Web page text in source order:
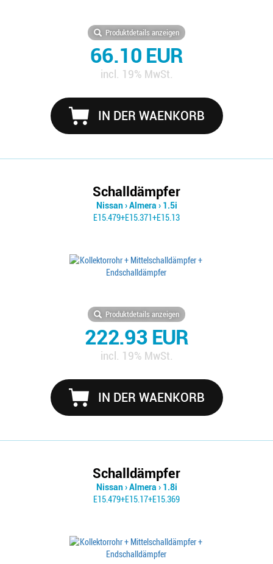
Produktdetails anzeigen
66.10 EUR
incl. 19% MwSt.
IN DER WAENKORB
Schalldämpfer
Nissan›Almera › 1.5i
E15.479+E15.371+E15.13
Produktdetails anzeigen
222.93 EUR
incl. 19% MwSt.
IN DER WAENKORB
Schalldämpfer
Nissan›Almera › 1.8i
E15.479+E15.17+E15.369